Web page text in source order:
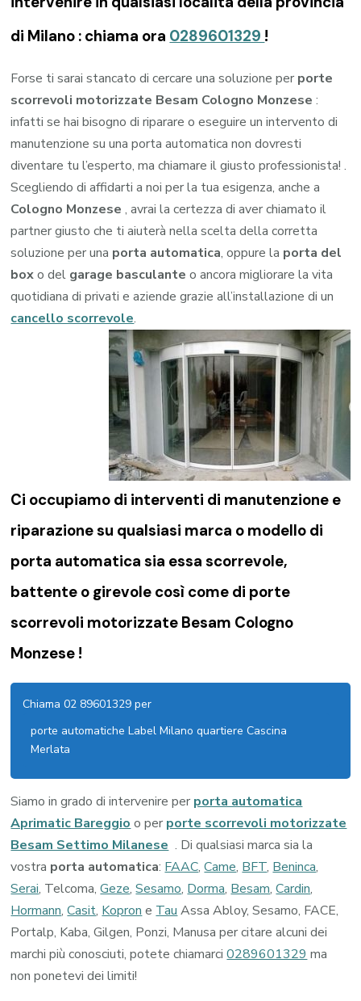
di Milano : chiama ora 0289601329 !
Forse ti sarai stancato di cercare una soluzione per porte
scorrevoli motorizzate Besam Cologno Monzese :
infatti se hai bisogno di riparare o eseguire un intervento di
manutenzione su una porta automatica non dovresti
diventare tu l’esperto, ma chiamare il giusto professionista! .
Scegliendo di affidarti a noi per la tua esigenza, anche a
Cologno Monzese, avrai la certezza di aver chiamato il
partner giusto che ti aiuterà nella scelta della corretta
soluzione per una porta automatica, oppure la porta del
boxo del garage basculante o ancora migliorare la vita
quotidiana di privati e aziende grazie all’installazione di un
cancello scorrevole.
Ci occupiamo di interventi di manutenzione e
riparazione su qualsiasi marca o modello di
porta automatica sia essa scorrevole,
battente o girevole così come di porte
scorrevoli motorizzate Besam Cologno
Monzese !
Chiama 02 89601329 per
porte automatiche Label Milano quartiere Cascina
Merlata
Siamo in grado di intervenire per porta automatica
Aprimatic Bareggio o per porte scorrevoli motorizzate
Besam Settimo Milanese . Di qualsiasi marca sia la
vostra porta automatica: FAAC,Came, BFT, Beninca,
Serai, Telcoma,Geze,Sesamo, Dorma, Besam,Cardin,
Hormann,Casit, Kopron e Tau Assa Abloy, Sesamo, FACE,
Portalp, Kaba, Gilgen, Ponzi, Manusa per citare alcuni dei
marchi più conosciuti, potete chiamarci0289601329 ma
non ponetevi dei limiti!